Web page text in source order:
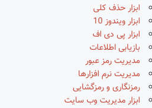
ابزار حذف کلی
ابزار ویندوز 10
ابزار پی دی اف
بازیابی اطلاعات
مدیریت رمز عبور
مدیریت نرم افزارها
رمزنگاری و رمزگشایی
ابزار مدیریت وب سایت